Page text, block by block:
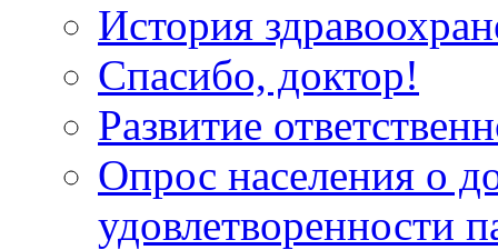
История
Спасибо, доктор!
Развитие
Опрос населения о
удовлетворенности